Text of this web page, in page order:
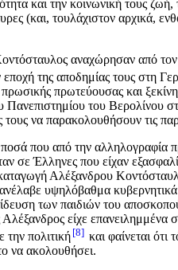
και την κοινωνική τους ζωή,
(και, τουλάχιστον αρχικά,
αναχώρησαν από τον
της αποδημίας τους στη
πρωτεύουσας και
Πανεπιστημίου του Βερολίνου
τους να παρακολουθήσουν τις
που από την αλληλογραφία
σε Έλληνες που είχαν
Αλέξανδρου
υψηλόβαθμα
των παιδιών του
είχε
πολιτική 8
και φαίνεται
να ακολουθήσει.